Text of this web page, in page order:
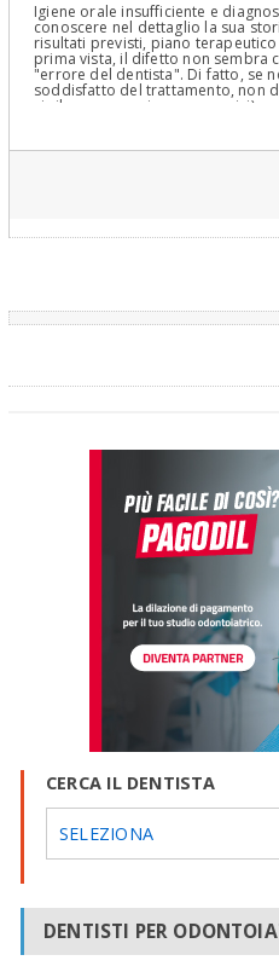
Igiene orale insufficiente e
conoscere nel dettaglio la sua
risultati previsti, piano
prima vista, il difetto non sembra
"errore del dentista". Di fatto, se
soddisfatto del trattamento, non
si rilevano errori macroscopici),
dentista? Il difetto è così grave
ortodonzia? Dato che parliamo
CERCA IL DENTISTA
SELEZIONA
DENTISTI PER